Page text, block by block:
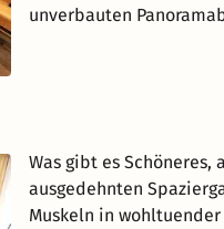
unverbauten
Was gibt es
ausgedehnten
Muskeln in